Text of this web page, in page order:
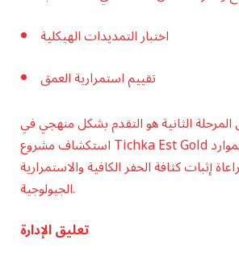
اختبار التمديدات الهيكلية
تقييم استمرارية العمق
الثانية هو التقدم بشكل منهجي في
استكشاف مشروع Tichka Est Gold نحو تقدير أولي للموارد
إثبات كثافة الحفر الكافية والاستمرارية
الجيولوجية.
تعليق الإدارة